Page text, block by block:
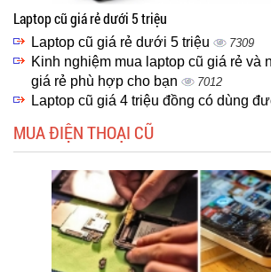
Laptop cũ giá rẻ dưới 5 triệu
Laptop cũ giá rẻ dưới 5 triệu 7309
Kinh nghiệm mua laptop cũ giá rẻ và
giá rẻ phù hợp cho bạn
7012
Laptop cũ giá 4 triệu đồng có dùng
MUA ĐIỆN THOẠI CŨ